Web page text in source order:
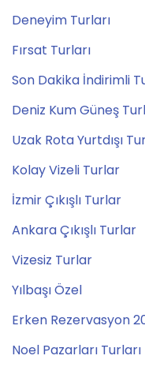
Deneyim Turları
Fırsat Turları
Son Dakika İndirimli
Deniz Kum Güneş
Uzak Rota Yurtdışı
Kolay Vizeli Turlar
İzmir Çıkışlı Turlar
Ankara Çıkışlı Turlar
Vizesiz Turlar
Yılbaşı Özel
Erken Rezervasyon
Noel Pazarları Turları